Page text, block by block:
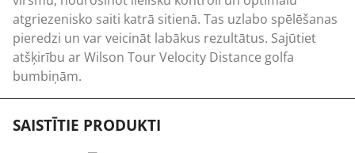
atgriezenisko saiti katrā sitienā. Tas uzlabo spēlēšanas
pieredzi un var veicināt labākus rezultātus. Sajūtiet
atšķirību ar Wilson Tour Velocity Distance golfa
bumbiņām.
SAISTĪTIE PRODUKTI